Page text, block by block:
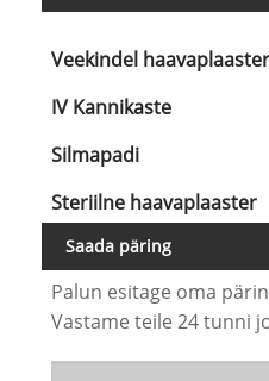
Veekindel haavaplaaster
IV Kannikaste
Silmapadi
Steriilne haavaplaaster
Saada päring
Palun esitage oma
Vastame teile 24 tunni